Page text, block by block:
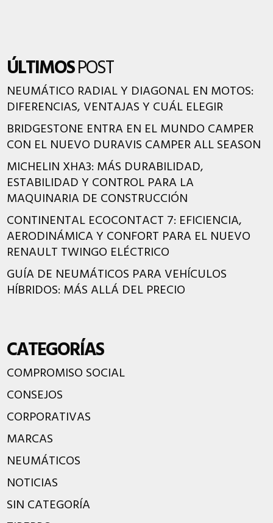
ÚLTIMOSPOST
NEUMÁTICO RADIAL Y DIAGONAL EN MOTOS:
DIFERENCIAS, VENTAJAS Y CUÁL ELEGIR
BRIDGESTONE ENTRA EN EL MUNDO CAMPER
CON EL NUEVO DURAVIS CAMPER ALL SEASON
MICHELIN XHA3: MÁS DURABILIDAD,
ESTABILIDAD Y CONTROL PARA LA
MAQUINARIA DE CONSTRUCCIÓN
CONTINENTAL ECOCONTACT 7: EFICIENCIA,
AERODINÁMICA Y CONFORT PARA EL NUEVO
RENAULT TWINGO ELÉCTRICO
GUÍA DE NEUMÁTICOS PARA VEHÍCULOS
HÍBRIDOS: MÁS ALLÁ DEL PRECIO
CATEGORÍAS
COMPROMISO SOCIAL
CONSEJOS
CORPORATIVAS
MARCAS
NEUMÁTICOS
NOTICIAS
SIN CATEGORÍA